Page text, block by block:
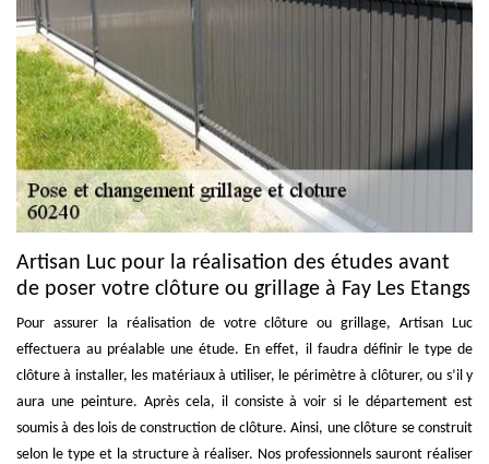
Artisan Luc pour la réalisation des études avant
de poser votre clôture ou grillage à Fay Les Etangs
Pour assurer la réalisation de votre clôture ou grillage, Artisan Luc
effectuera au préalable une étude. En effet, il faudra définir le type de
clôture à installer, les matériaux à utiliser, le périmètre à clôturer, ou s’il y
aura une peinture. Après cela, il consiste à voir si le département est
soumis à des lois de construction de clôture. Ainsi, une clôture se construit
selon le type et la structure à réaliser. Nos professionnels sauront réaliser